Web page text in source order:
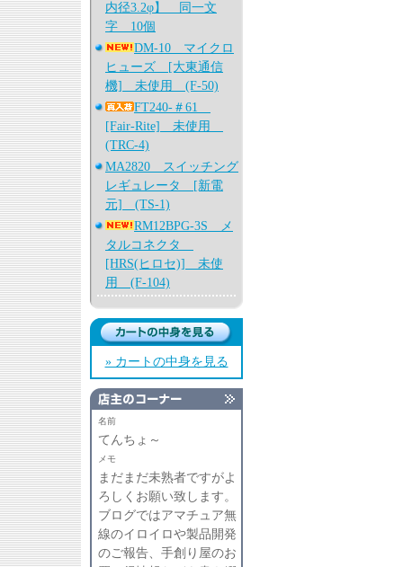
内径3.2φ】 同一文
字 10個
DM-10 マイクロ
ヒューズ [大東通信
機] 未使用 (F-50)
FT240-＃61
[Fair-Rite] 未使用
(TRC-4)
MA2820 スイッチング
レギュレータ [新電
元] (TS-1)
RM12BPG-3S メ
タルコネクタ
[HRS(ヒロセ)] 未使
用 (F-104)
» カートの中身を見る
名前
てんちょ～
メモ
まだまだ未熟者ですがよ
ろしくお願い致します。
ブログではアマチュア無
線のイロイロや製品開発
のご報告、手創り屋のお